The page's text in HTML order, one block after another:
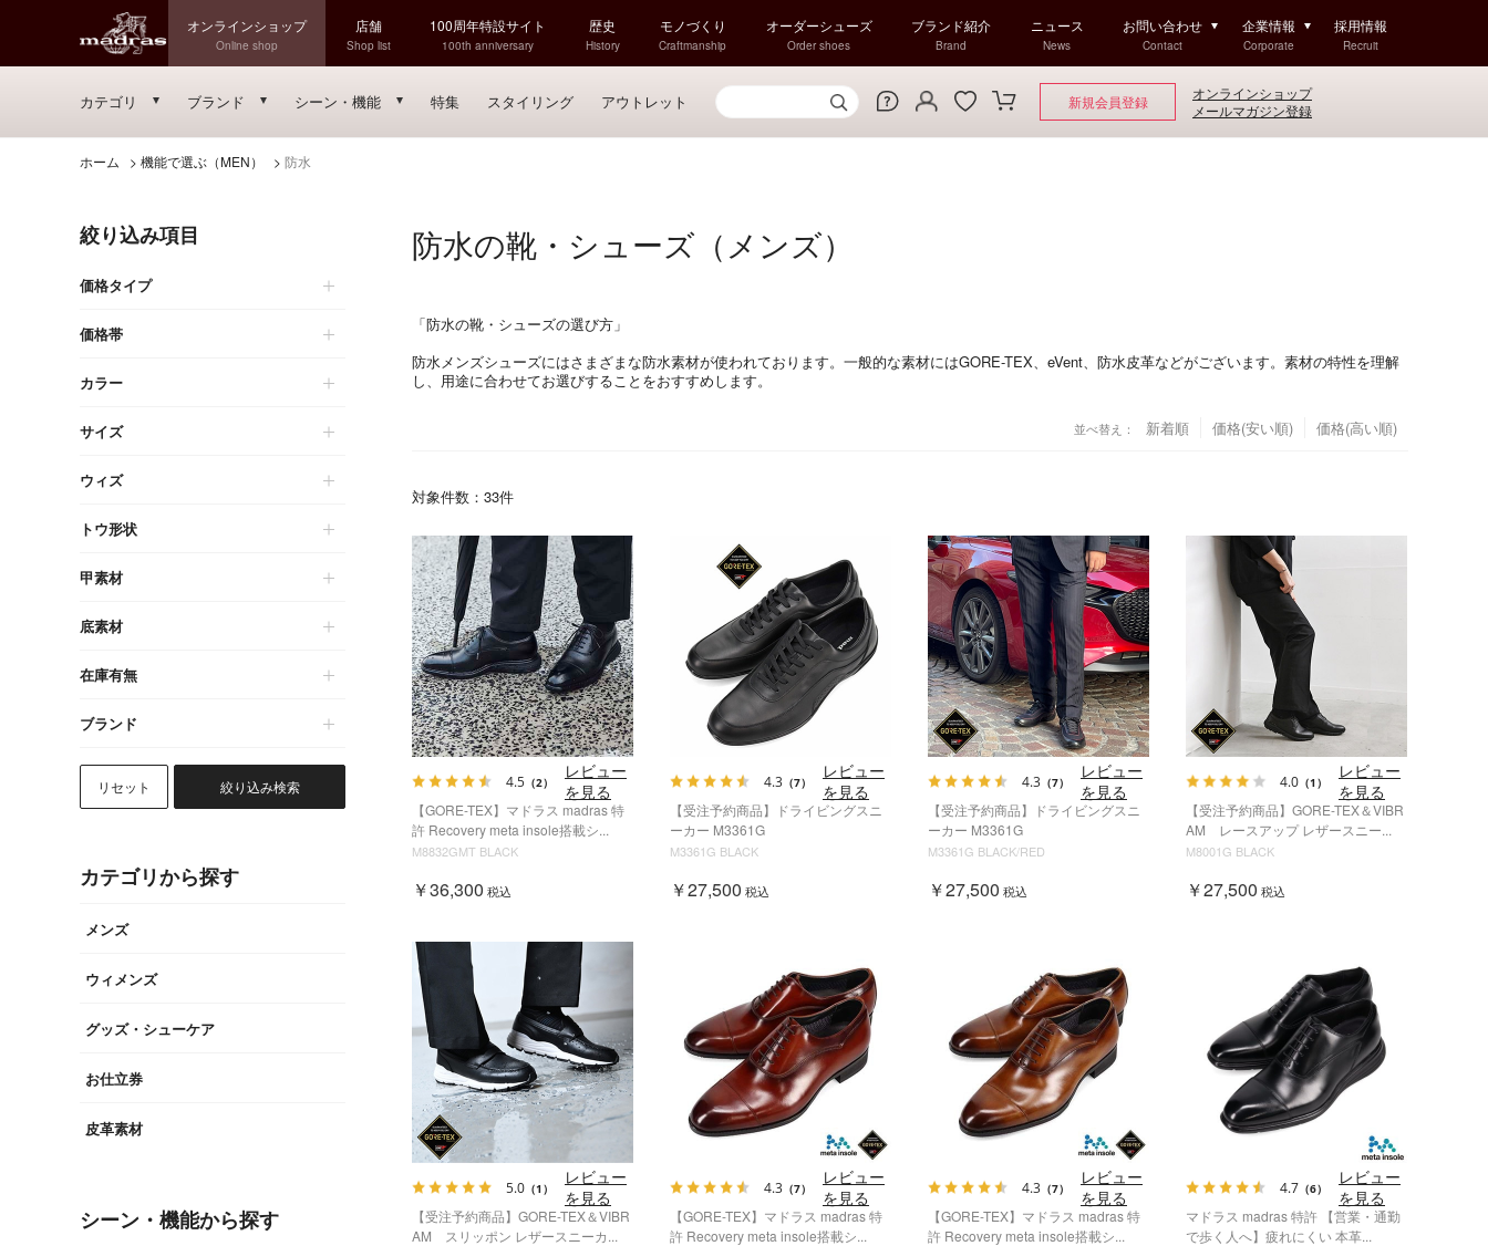
オンラインショップ
Online shop
店舗
Shop list
100周年特設サイト
100th anniversary
歴史
History
モノづくり
Craftmanship
オーダーシューズ
Order shoes
ブランド紹介
Brand
ニュース
News
お問い合わせ
Contact
企業情報
Corporate
採用情報
Recruit
カテゴリ ブランド シーン・機能 特集 スタイリング アウトレット 新規会員登録
オンラインショップ
メールマガジン登録
ホーム > 機能で選ぶ（MEN） > 防水
絞り込み項目
価格タイプ
価格帯
カラー
サイズ
ウィズ
トウ形状
甲素材
底素材
在庫有無
ブランド
リセット 絞り込み検索
カテゴリから探す
メンズ
ウィメンズ
グッズ・シューケア
お仕立券
皮革素材
シーン・機能から探す
防水の靴・シューズ（メンズ）
「防水の靴・シューズの選び方」
防水メンズシューズにはさまざまな防水素材が使われております。一般的な素材にはGORE-TEX、eVent、防水皮革などがございます。素材の特性を理解
し、用途に合わせてお選びすることをおすすめします。
並べ替え： 新着順 価格(安い順) 価格(高い順)
対象件数： 33件
4.5 （2）
レビュー
を見る
【GORE-TEX】マドラス madras 特
許 Recovery meta insole搭載シ...
M8832GMT BLACK
￥36,300 税込
4.3 （7）
レビュー
を見る
【受注予約商品】ドライビングスニ
ーカー M3361G
M3361G BLACK
￥27,500 税込
4.3 （7）
レビュー
を見る
【受注予約商品】ドライビングスニ
ーカー M3361G
M3361G BLACK/RED
￥27,500 税込
4.0 （1）
レビュー
を見る
【受注予約商品】GORE-TEX＆VIBR
AM レースアップ レザースニー...
M8001G BLACK
￥27,500 税込
5.0 （1）
レビュー
を見る
【受注予約商品】GORE-TEX＆VIBR
AM スリッポン レザースニーカ...
4.3 （7）
レビュー
を見る
【GORE-TEX】マドラス madras 特
許 Recovery meta insole搭載シ...
4.3 （7）
レビュー
を見る
【GORE-TEX】マドラス madras 特
許 Recovery meta insole搭載シ...
4.7 （6）
レビュー
を見る
マドラス madras 特許 【営業・通勤
で歩く人へ】疲れにくい 本革...